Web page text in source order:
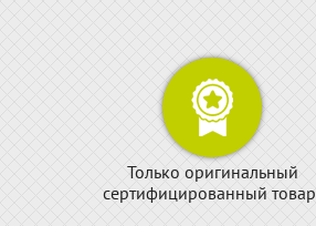
Только оригинальный
сертифицированный